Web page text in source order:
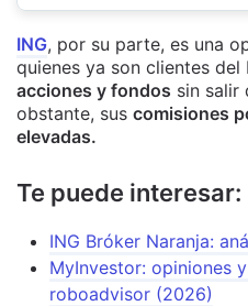
ING, por su parte, es una
quienes ya son clientes
acciones y fondos sin salir
obstante, sus comisiones
elevadas.
Te puede interesar:
ING Bróker Naranja:
MyInvestor: opiniones
roboadvisor (2026)